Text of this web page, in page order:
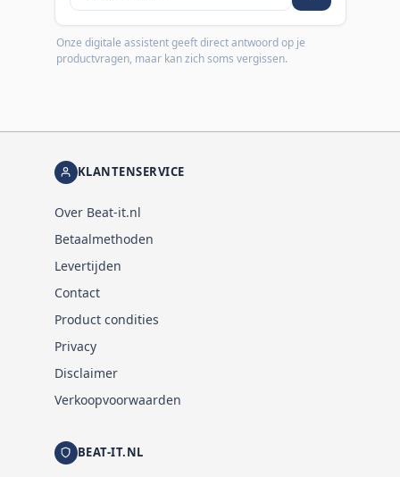
Onze digitale assistent geeft direct antwoord op je
productvragen, maar kan zich soms vergissen.
KLANTENSERVICE
Over Beat-it.nl
Betaalmethoden
Levertijden
Contact
Product condities
Privacy
Disclaimer
Verkoopvoorwaarden
BEAT-IT.NL